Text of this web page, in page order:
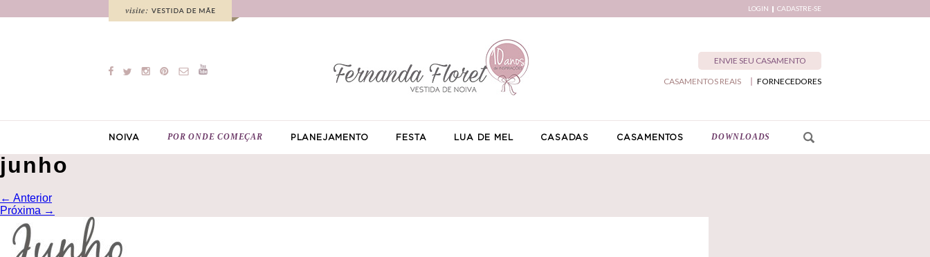
LOGIN CADASTRE-SE
ENVIE SEU CASAMENTO
FORNECEDORES
CASAMENTOS REAIS
NOIVA POR ONDE COMEÇAR PLANEJAMENTO FESTA LUA DE MEL CASADAS CASAMENTOS DOWNLOADS
junho
← Anterior
Próxima →